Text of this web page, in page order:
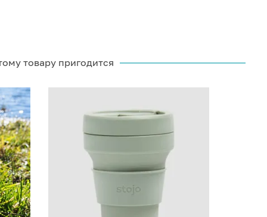
товару пригодится